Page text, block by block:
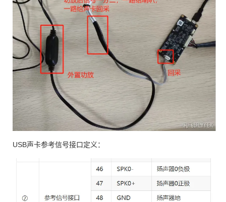
USB声卡参考信号接口定义：